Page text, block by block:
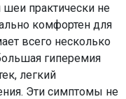
практически не
комфортен для
всего несколько
гиперемия
легкий
Эти симптомы не